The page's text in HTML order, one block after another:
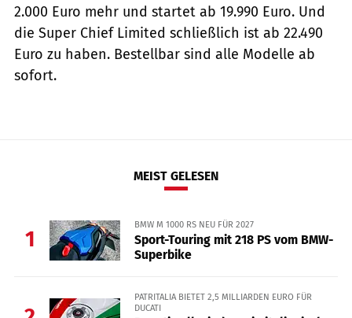
2.000 Euro mehr und startet ab 19.990 Euro. Und
die Super Chief Limited schließlich ist ab 22.490
Euro zu haben. Bestellbar sind alle Modelle ab
sofort.
MEIST GELESEN
1
BMW M 1000 RS NEU FÜR 2027
Sport-Touring mit 218 PS vom BMW-
Superbike
PATRITALIA BIETET 2,5 MILLIARDEN EURO FÜR
DUCATI